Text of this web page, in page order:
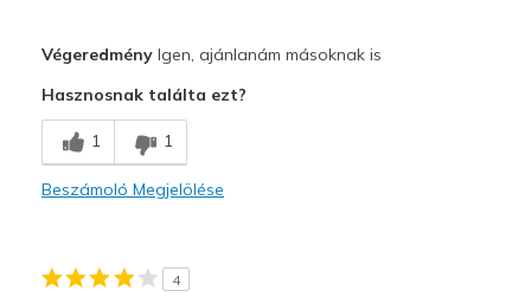
Breathe Well
Comfortable
VégeredményIgen, ajánlanám másoknak is
Hasznosnak találta ezt?
1 1
Beszámoló Megjelölése
4